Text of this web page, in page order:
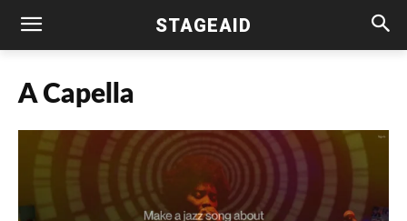
STAGEAID
A Capella